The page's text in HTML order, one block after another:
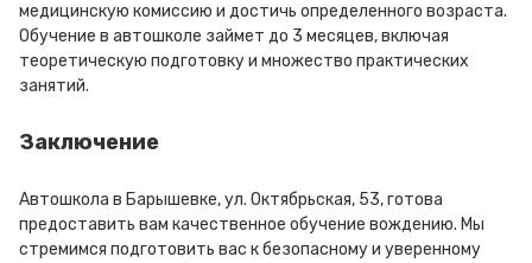
медицинскую комиссию и достичь определенного возраста.
Обучение в автошколе займет до 3 месяцев, включая
теоретическую подготовку и множество практических
занятий.
Заключение
Автошкола в Барышевке, ул. Октябрьская, 53, готова
предоставить вам качественное обучение вождению. Мы
стремимся подготовить вас к безопасному и уверенному